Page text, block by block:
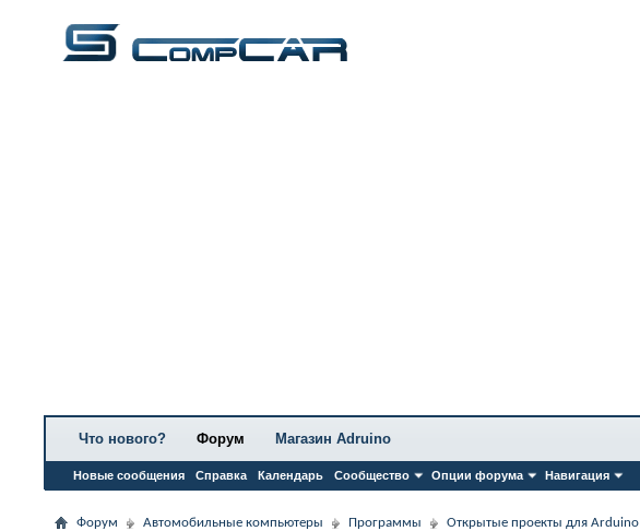
Что нового? Форум
Новые сообщения Справка Календарь Сообщество Опции форума Навигация
Магазин Adruino
Форум Автомобильные компьютеры Программы Открытые проекты для Arduino